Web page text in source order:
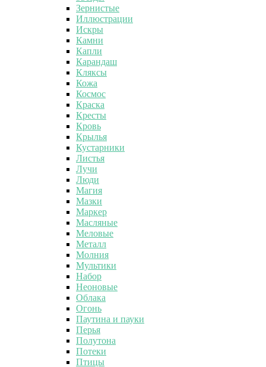
Зернистые
Иллюстрации
Искры
Камни
Капли
Карандаш
Кляксы
Кожа
Космос
Краска
Кресты
Кровь
Крылья
Кустарники
Листья
Лучи
Люди
Магия
Мазки
Маркер
Масляные
Меловые
Металл
Молния
Мультики
Набор
Неоновые
Облака
Огонь
Паутина и пауки
Перья
Полутона
Потеки
Птицы